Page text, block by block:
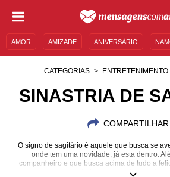
AMOR AMIZADE ANIVERSÁRIO
CATEGORIAS ENTRETENIMENTO
SINASTRIA DE
COMPARTILHAR
O signo de sagitário é aquele que busca se
onde tem uma novidade, já esta dentro.
companheiro e que busca acima de tudo a
sempre demonstrar tudo o que sente, mas tem